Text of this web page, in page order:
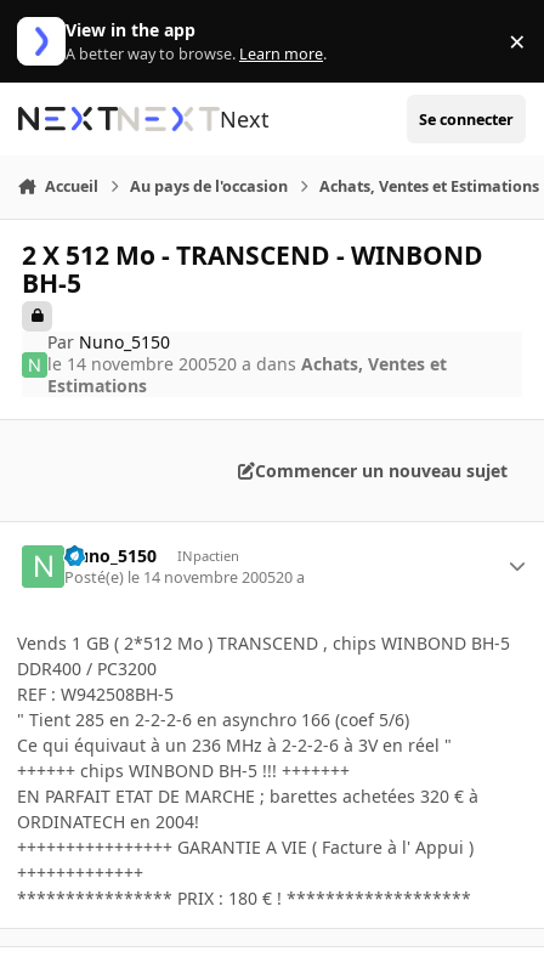
Aller au contenu
View in the app
A better way to browse. Learn more. ×
Next Se connecter
Accueil Au pays de l'occasion Achats, Ventes et Estimations
2 X 512 Mo - TRANSCEND - WINBOND
BH-5
Par Nuno_5150
le 14 novembre 200520 a dansAchats, Ventes et
Estimations
Commencer un nouveau sujet
Nuno_5150 INpactien
Posté(e) le 14 novembre 200520 a
Vends 1 GB ( 2*512 Mo ) TRANSCEND , chips WINBOND BH-5
DDR400 / PC3200
REF : W942508BH-5
" Tient 285 en 2-2-2-6 en asynchro 166 (coef 5/6)
Ce qui équivaut à un 236 MHz à 2-2-2-6 à 3V en réel "
++++++ chips WINBOND BH-5 !!! +++++++
EN PARFAIT ETAT DE MARCHE ; barettes achetées 320 € à
ORDINATECH en 2004!
++++++++++++++++ GARANTIE A VIE ( Facture à l' Appui )
+++++++++++++
**************** PRIX : 180 € ! *******************